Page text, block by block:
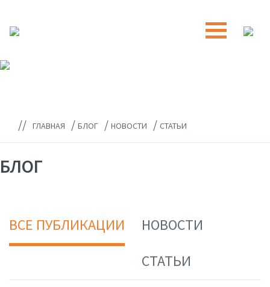
// ГЛАВНАЯ / БЛОГ / НОВОСТИ / СТАТЬИ
БЛОГ
ВСЕ ПУБЛИКАЦИИ
НОВОСТИ
СТАТЬИ